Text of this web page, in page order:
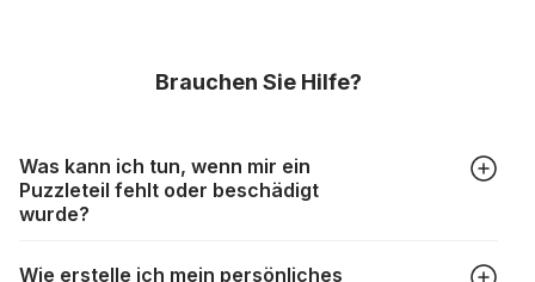
Brauchen Sie Hilfe?
Was kann ich tun, wenn mir ein
Puzzleteil fehlt oder beschädigt
wurde?
Wie erstelle ich mein persönliches